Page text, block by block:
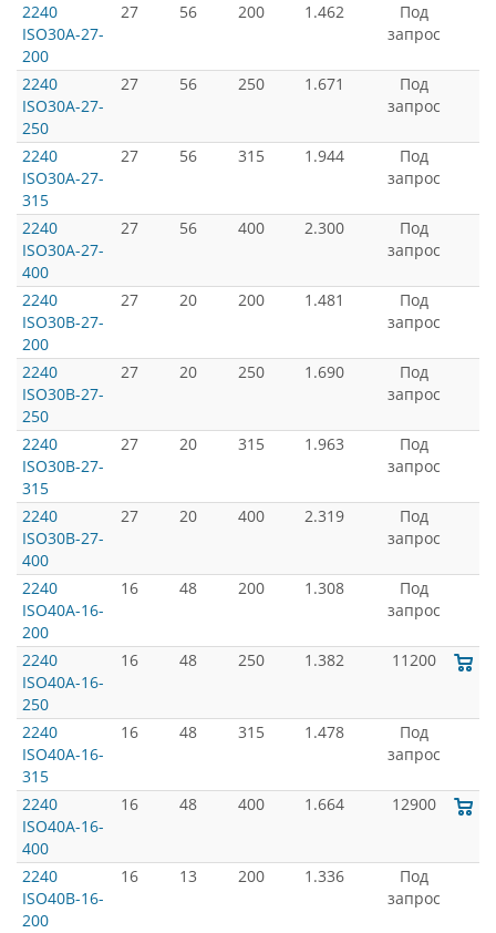
2240
ISO30A-27-
200
27 56 200 1.462
Под
запрос
2240
ISO30A-27-
250
27 56 250 1.671
Под
запрос
2240
ISO30A-27-
315
27 56 315 1.944
Под
запрос
2240
ISO30A-27-
400
27 56 400 2.300
Под
запрос
2240
ISO30B-27-
200
27 20 200 1.481
Под
запрос
2240
ISO30B-27-
250
27 20 250 1.690
Под
запрос
2240
ISO30B-27-
315
27 20 315 1.963
Под
запрос
2240
ISO30B-27-
400
27 20 400 2.319
Под
запрос
2240
ISO40A-16-
200
16 48 200 1.308
Под
запрос
2240
ISO40A-16-
250
16 48 250 1.382 11200
2240
ISO40A-16-
315
16 48 315 1.478
Под
запрос
2240
ISO40A-16-
400
16 48 400 1.664 12900
2240
ISO40B-16-
200
16 13 200 1.336
Под
запрос